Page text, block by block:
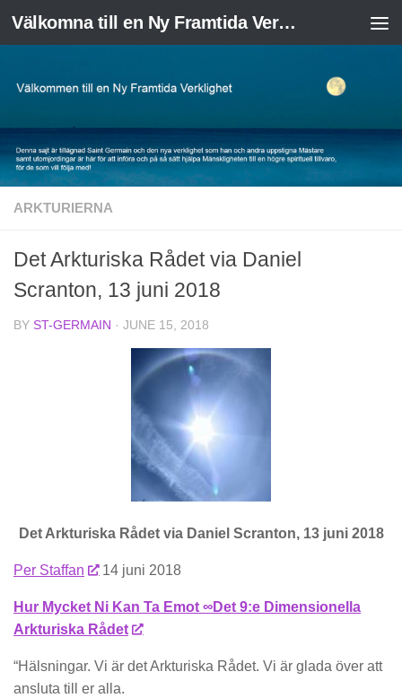
Skip to content Välkomna till en Ny Framtida Verklighet
ARKTURIERNA
Det Arkturiska Rådet via Daniel
Scranton, 13 juni 2018
BY ST-GERMAIN · JUNE 15, 2018
Det Arkturiska Rådet via Daniel Scranton, 13 juni 2018
Per Staffan 14 juni 2018
Hur Mycket Ni Kan Ta Emot ∞Det 9:e Dimensionella
Arkturiska Rådet
“Hälsningar. Vi är det Arkturiska Rådet. Vi är glada över att
ansluta till er alla.